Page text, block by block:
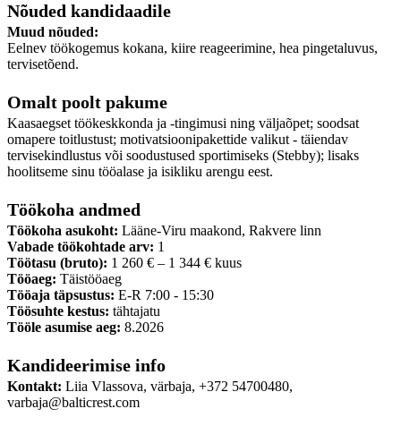
Nõuded kandidaadile
Muud nõuded:
Eelnev töökogemus kokana, kiire reageerimine, hea pingetaluvus,
tervisetõend.
Omalt poolt pakume
Kaasaegset töökeskkonda ja -tingimusi ning väljaõpet; soodsat
omapere toitlustust; motivatsioonipakettide valikut - täiendav
tervisekindlustus või soodustused sportimiseks (Stebby); lisaks
hoolitseme sinu tööalase ja isikliku arengu eest.
Töökoha andmed
Töökoha asukoht: Lääne-Viru maakond, Rakvere linn
Vabade töökohtade arv: 1
Töötasu (bruto): 1 260 € – 1 344 € kuus
Tööaeg: Täistööaeg
Tööaja täpsustus: E-R 7:00 - 15:30
Töösuhte kestus: tähtajatu
Tööle asumise aeg: 8.2026
Kandideerimise info
Kontakt: Liia Vlassova, värbaja, +372 54700480,
varbaja@balticrest.com